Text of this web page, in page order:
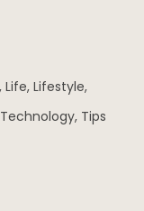
Life Lifestyle
Technology Tips